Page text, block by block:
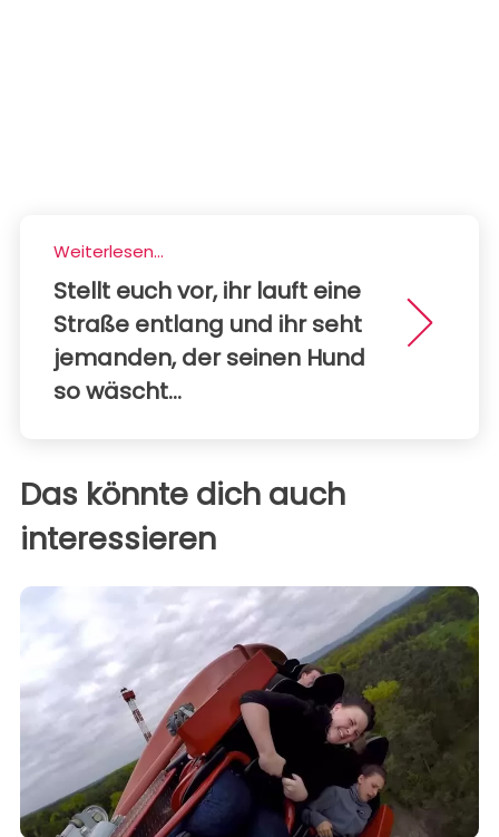
Weiterlesen...
Stellt euch vor, ihr lauft eine
Straße entlang und ihr seht
jemanden, der seinen Hund
so wäscht...
Das könnte dich auch
interessieren